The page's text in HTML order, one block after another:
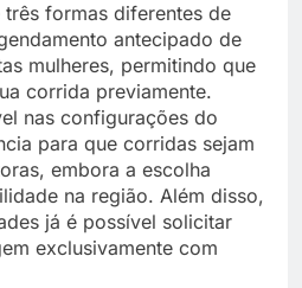
formas diferentes de
antecipado de
mulheres, permitindo que
corrida previamente.
nas configurações do
para que corridas sejam
embora a escolha
na região. Além disso,
já é possível solicitar
exclusivamente com